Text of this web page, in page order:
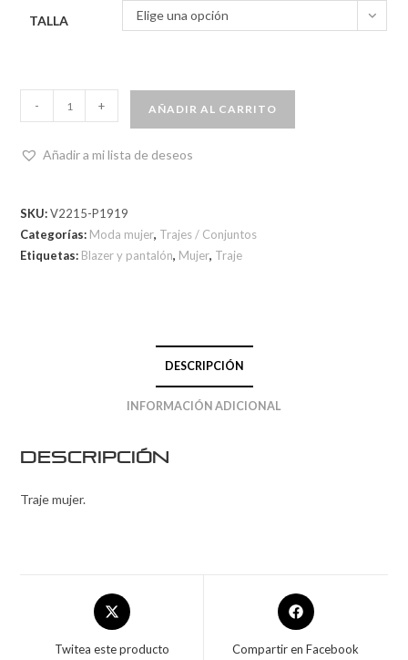
TALLA Elige una opción
- + AÑADIR AL CARRITO
Añadir a mi lista de deseos
SKU:V2215-P1919
Categorías: Moda mujer, Trajes / Conjuntos
Etiquetas: Blazer y pantalón, Mujer, Traje
DESCRIPCIÓN
INFORMACIÓN ADICIONAL
Descripción
Traje mujer.
Twitea este producto Compartir en Facebook